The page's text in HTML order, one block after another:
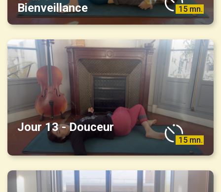
Bienveillance
15 mn.
Jour 13 - Douceur
15 mn.